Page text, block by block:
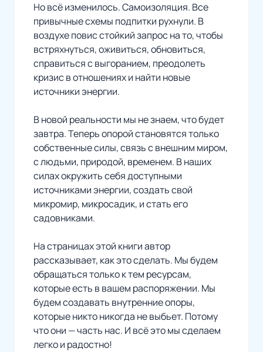
Но всё изменилось. Самоизоляция. Все
привычные схемы подпитки рухнули. В
воздухе повис стойкий запрос на то, чтобы
встряхнуться, оживиться, обновиться,
справиться с выгоранием, преодолеть
кризис в отношениях и найти новые
источники энергии.
В новой реальности мы не знаем, что будет
завтра. Теперь опорой становятся только
собственные силы, связь с внешним миром,
с людьми, природой, временем. В наших
силах окружить себя доступными
источниками энергии, создать свой
микромир, микросадик, и стать его
садовниками.
На страницах этой книги автор
рассказывает, как это сделать. Мы будем
обращаться только к тем ресурсам,
которые есть в вашем распоряжении. Мы
будем создавать внутренние опоры,
которые никто никогда не выбьет. Потому
что они — часть нас. И всё это мы сделаем
легко и радостно!